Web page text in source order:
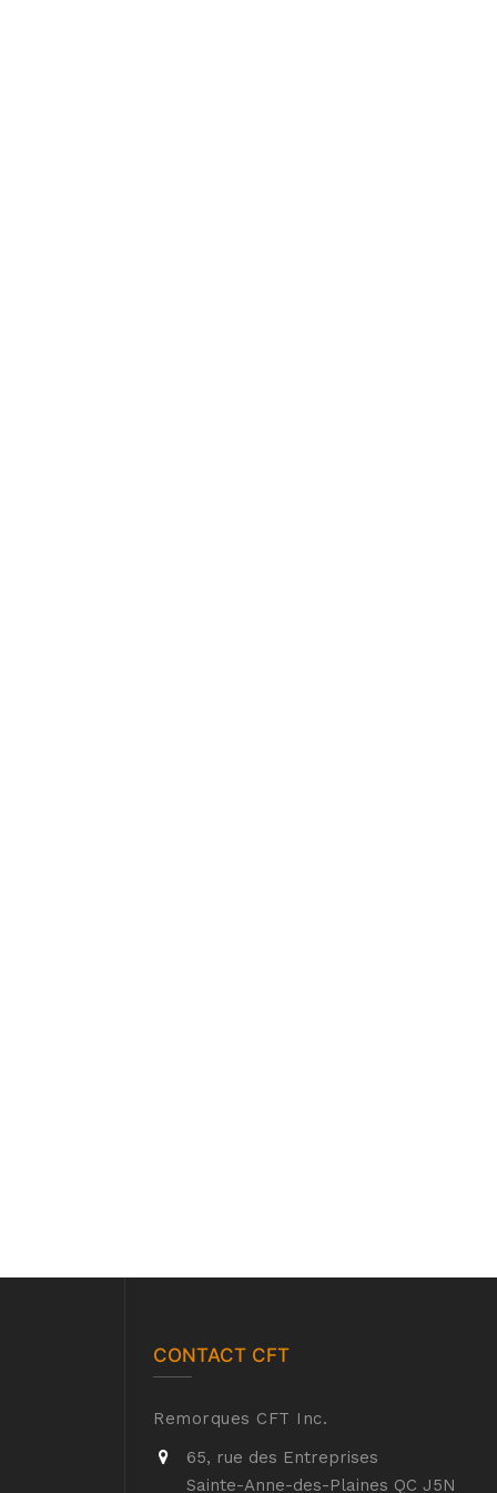
CONTACT CFT
Remorques CFT Inc.
65, rue des Entreprises
Sainte-Anne-des-Plaines QC J5N